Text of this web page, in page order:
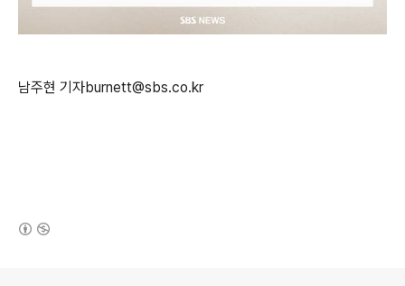
남주현 기자burnett@sbs.co.kr